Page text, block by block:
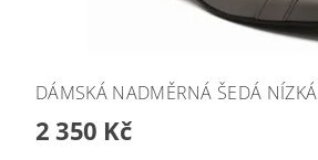
DÁMSKÁ NADMĚRNÁ ŠEDÁ NÍZKÁ
2 350 Kč